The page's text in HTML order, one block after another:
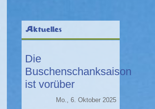
Aktuelles
Die
Buschenschanksaison
ist vorüber
Mo., 6. Oktober 2025